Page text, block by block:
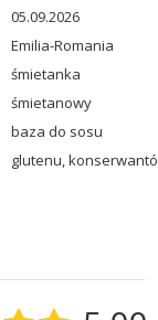
05.09.2026
Emilia-Romania
śmietanka
śmietanowy
baza do sosu
glutenu,